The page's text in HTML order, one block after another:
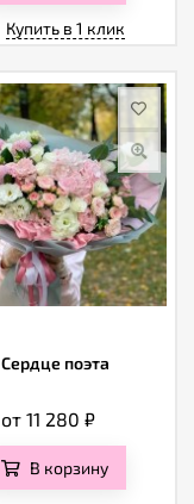
Купить в 1 клик
Сердце поэта
от 11 280 ₽
В корзину